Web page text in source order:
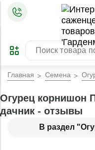
ПРЕДЗАКАЗ
ЛУЧШЕЕ
Главная Семена
В раздел
Огурец корнишон
дачник - отзывы